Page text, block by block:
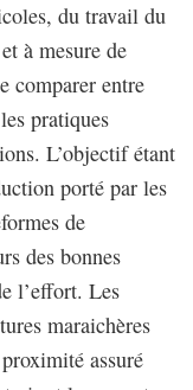
du travail du
à mesure de
comparer entre
pratiques
L’objectif étant
porté par les
de
des bonnes
l’effort. Les
maraichères
assuré